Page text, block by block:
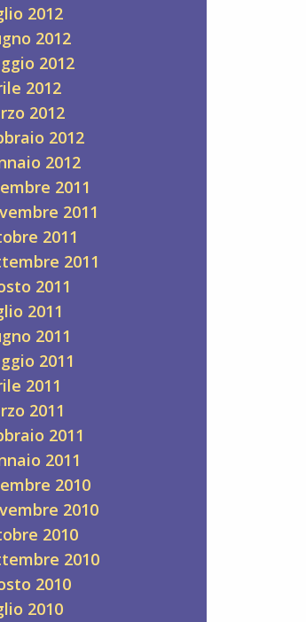
2012
2012
2012
2012
2012
2012
2012
2011
2011
2011
2011
2011
2011
2011
2011
2011
2011
2011
2011
2010
2010
2010
2010
2010
2010